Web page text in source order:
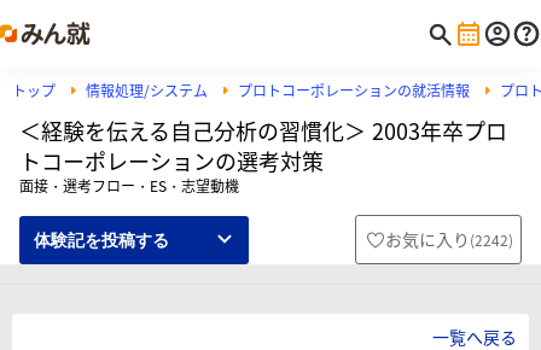
トップ 情報処理/システム プロトコーポレーションの就活情報 プロ
＜経験を伝える自己分析の習慣化＞ 2003年卒プロ
トコーポレーションの選考対策
面接・選考フロー・ES・志望動機
体験記を投稿する お気に入り (2242)
一覧へ戻る